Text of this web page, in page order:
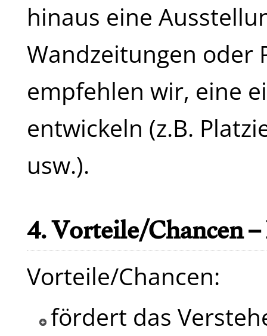
hinaus eine
Wandzeitungen oder
empfehlen wir, eine
entwickeln (z.B.
usw.).
4. Vorteile/Chancen
Vorteile/Chancen:
fördert das